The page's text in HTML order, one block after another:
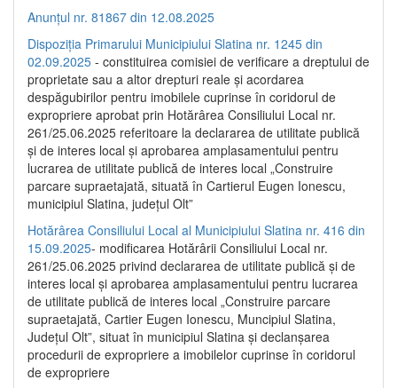
Anunțul nr. 81867 din 12.08.2025
Dispoziția Primarului Municipiului Slatina nr. 1245 din
02.09.2025 - constituirea comisiei de verificare a dreptului de
proprietate sau a altor drepturi reale și acordarea
despăgubirilor pentru imobilele cuprinse în coridorul de
expropriere aprobat prin Hotărârea Consiliului Local nr.
261/25.06.2025 referitoare la declararea de utilitate publică
și de interes local și aprobarea amplasamentului pentru
lucrarea de utilitate publică de interes local „Construire
parcare supraetajată, situată în Cartierul Eugen Ionescu,
municipiul Slatina, județul Olt”
Hotărârea Consiliului Local al Municipiului Slatina nr. 416 din
15.09.2025- modificarea Hotărârii Consiliului Local nr.
261/25.06.2025 privind declararea de utilitate publică și de
interes local și aprobarea amplasamentului pentru lucrarea
de utilitate publică de interes local „Construire parcare
supraetajată, Cartier Eugen Ionescu, Muncipiul Slatina,
Județul Olt”, situat în municipiul Slatina și declanșarea
procedurii de expropriere a imobilelor cuprinse în coridorul
de expropriere